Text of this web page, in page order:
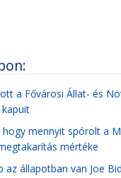
a Fővárosi Állat- és
mennyit spórolt a
mértéke
az állapotban van Joe